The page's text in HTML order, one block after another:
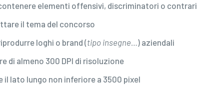
elementi offensivi, discriminatori o
il tema del concorso
loghi o brand (tipo insegne…) aziendali
di almeno 300 DPI di risoluzione
il lato lungo non inferiore a 3500 pixel